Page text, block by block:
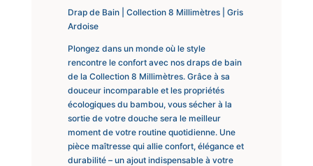
Drap de Bain | Collection 8 Millimètres | Gris
Ardoise
Plongez dans un monde où le style
rencontre le confort avec nos draps de bain
de la Collection 8 Millimètres. Grâce à sa
douceur incomparable et les propriétés
écologiques du bambou, vous sécher à la
sortie de votre douche sera le meilleur
moment de votre routine quotidienne. Une
pièce maîtresse qui allie confort, élégance et
durabilité – un ajout indispensable à votre